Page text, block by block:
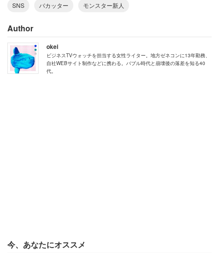
となった。下手をすると会社の信用を失いかねない行為だ
が、この新人は勝手にインフルエンサーを目指していたの
かもしれない。女性は「（新人は）結局シフト全く入れな
くなって辞めて行きました」と報告している。
SNS バカッター モンスター新人
Author
okei
ビジネスTVウォッチを担当する女性ライター。地方ゼネコンに13年勤務、
自社WEBサイト制作などに携わる。バブル時代と崩壊後の落差を知る40
代。
今、あなたにオススメ